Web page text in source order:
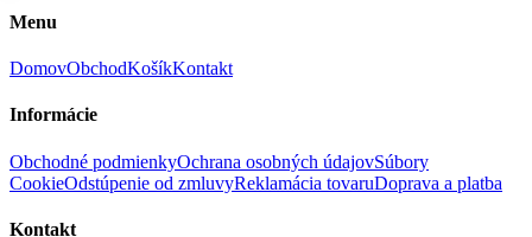
Menu
DomovObchodKošíkKontakt
Informácie
Obchodné podmienkyOchrana osobných údajovSúbory
CookieOdstúpenie od zmluvyReklamácia tovaruDoprava a platba
Kontakt